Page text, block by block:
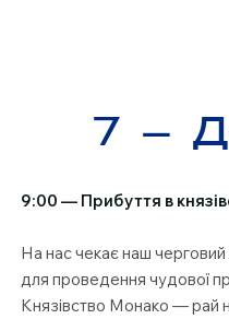
7 –
9:00 — Прибуття в
На нас чекає наш
для проведення чудової
Князівство Монако — рай